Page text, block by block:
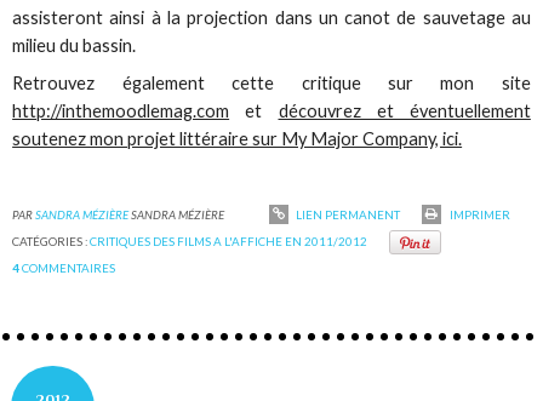
assisteront ainsi à la projection dans un canot de sauvetage au
milieu du bassin.
Retrouvez également cette critique sur mon site
http://inthemoodlemag.com et découvrez et éventuellement
soutenez mon projet littéraire sur My Major Company, ici.
PARSANDRA MÉZIÈRESANDRA MÉZIÈRE LIEN PERMANENT
IMPRIMER
CATÉGORIES :CRITIQUES DES FILMS A L'AFFICHE EN 2011/2012
4COMMENTAIRES